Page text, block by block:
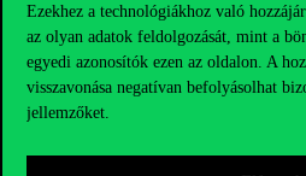
Ezekhez a technológiákhoz való
az olyan adatok feldolgozását, mint a
egyedi azonosítók ezen az oldalon. A
visszavonása negatívan befolyásolhat
jellemzőket.
Hasznos linkek